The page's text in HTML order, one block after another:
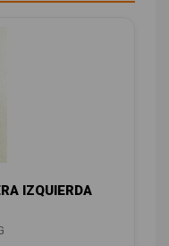
IZQUIERDA